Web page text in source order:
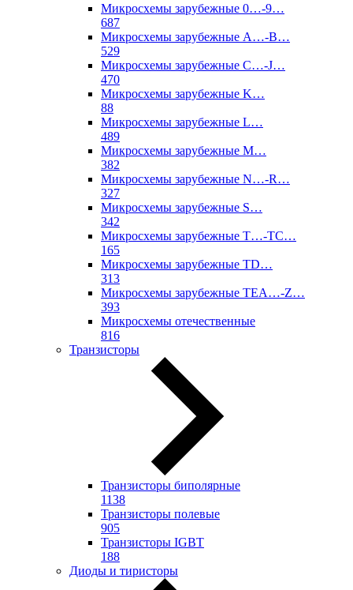
Микросхемы зарубежные 0…-9…
687
Микросхемы зарубежные A…-B…
529
Микросхемы зарубежные C…-J…
470
Микросхемы зарубежные K…
88
Микросхемы зарубежные L…
489
Микросхемы зарубежные M…
382
Микросхемы зарубежные N…-R…
327
Микросхемы зарубежные S…
342
Микросхемы зарубежные T…-TC…
165
Микросхемы зарубежные TD…
313
Микросхемы зарубежные TEA…-Z…
393
Микросхемы отечественные
816
Транзисторы
Транзисторы биполярные
1138
Транзисторы полевые
905
Транзисторы IGBT
188
Диоды и тиристоры